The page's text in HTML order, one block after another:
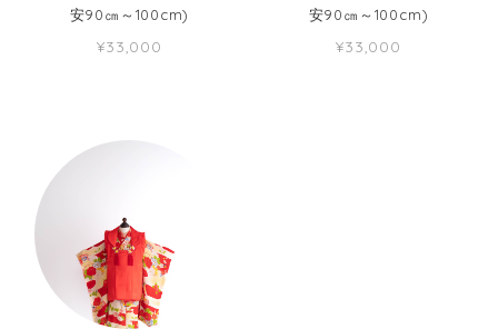
安90㎝～100cm)
¥33,000
安90㎝～100cm)
¥33,000